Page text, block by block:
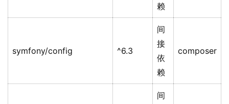
赖
symfony/config ^6.3
间
接
依
赖
composer
间